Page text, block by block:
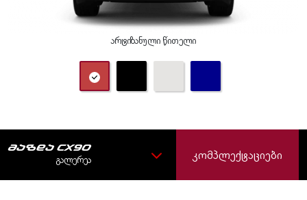
არტიზანული წითელი
ᲛᲐᲖᲓᲐ CX90
ᲒᲐᲚᲔᲠᲔᲐ
ᲙᲝᲛᲞᲚᲔᲥᲢᲐᲪᲘᲔᲑᲘ